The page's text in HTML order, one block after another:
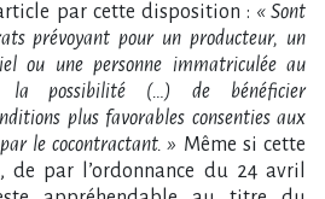
par cette disposition : « Sont
prévoyant pour un producteur, un
ou une personne immatriculée au
la possibilité (…) de bénéficier
plus favorables consenties aux
le cocontractant. » Même si cette
par l’ordonnance du 24 avril